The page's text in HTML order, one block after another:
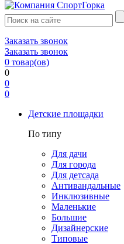
Заказать звонок
Заказать звонок
0 товар(ов)
0
0
0
Детские площадки
По типу
Для дачи
Для города
Для детсада
Антивандальные
Инклюзивные
Маленькие
Большие
Дизайнерские
Типовые